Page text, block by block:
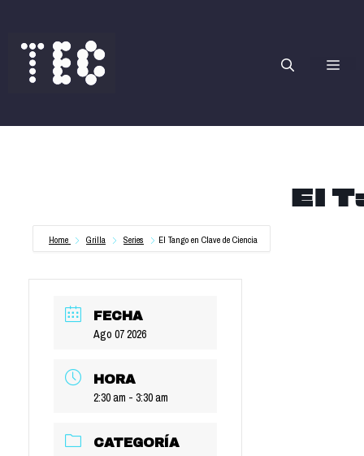
contenido
Home Grilla Series El Tango en Clave de Ciencia
El
FECHA
Ago 07 2026
HORA
2:30 am - 3:30 am
CATEGORÍA